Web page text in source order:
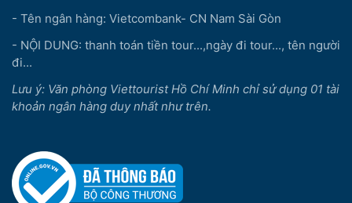
- Tên ngân hàng: Vietcombank- CN Nam Sài Gòn
- NỘI DUNG: thanh toán tiền tour...,ngày đi tour..., tên người
đi...
Lưu ý: Văn phòng Viettourist Hồ Chí Minh chỉ sử dụng 01 tài
khoản ngân hàng duy nhất như trên.